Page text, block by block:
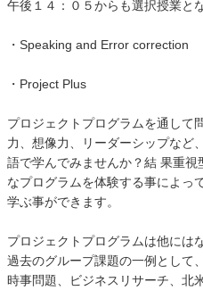
午後１４：０５からも選択授業と
・Speaking and Error correction
・Project Plus
プロジェクトプログラムを通して
力、想像力、リーダーシップなど
語で学んでみませんか？結 果重
なプログラムを体験する事によっ
学ぶ事ができます。
プロジェクトプログラムは他には
過去のグループ課題の一例として
時事問題、ビジネスリサーチ、北